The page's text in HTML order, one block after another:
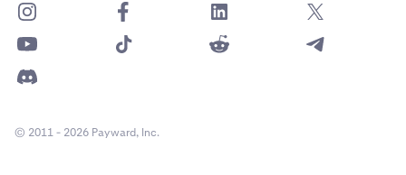
© 2011 - 2026 Payward, Inc.